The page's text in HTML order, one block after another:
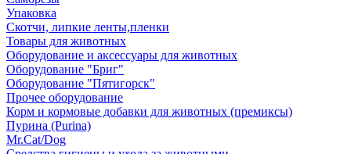
Упаковка
Скотчи, липкие ленты,пленки
Товары для животных
Оборудование и аксессуары для животных
Оборудование "Бриг"
Оборудование "Пятигорск"
Прочее оборудование
Корм и кормовые добавки для животных (премиксы)
Пурина (Purina)
Mr.Cat/Dog